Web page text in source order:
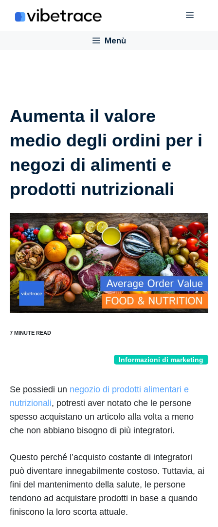
Menù
Menù
Aumenta il valore
medio degli ordini per i
negozi di alimenti e
prodotti nutrizionali
Informazioni di marketing
Se possiedi un negozio di prodotti alimentari e
nutrizionali, potresti aver notato che le persone
spesso acquistano un articolo alla volta a meno
che non abbiano bisogno di più integratori.
Questo perché l’acquisto costante di integratori
può diventare innegabilmente costoso. Tuttavia, ai
fini del mantenimento della salute, le persone
tendono ad acquistare prodotti in base a quando
finiscono la loro scorta attuale.